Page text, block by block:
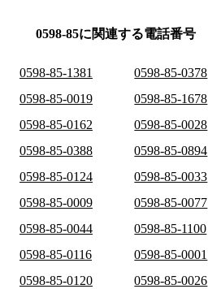
0598-85に関連する電話番号
0598-85-1381 0598-85-0378
0598-85-0019
0598-85-1678
0598-85-0162
0598-85-0028
0598-85-0388
0598-85-0894
0598-85-0124
0598-85-0033
0598-85-0009
0598-85-0077
0598-85-0044
0598-85-1100
0598-85-0116
0598-85-0001
0598-85-0120
0598-85-0026